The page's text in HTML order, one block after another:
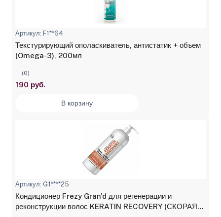
Артикул: F1**64
Текстурирующий ополаскиватель, антистатик + объем
(Omega-3), 200мл
(0)
190 руб.
В корзину
Артикул: G1****25
Кондиционер Frezy Gran'd для регенерации и
реконструкции волос KERATIN RECOVERY (СКОРАЯ